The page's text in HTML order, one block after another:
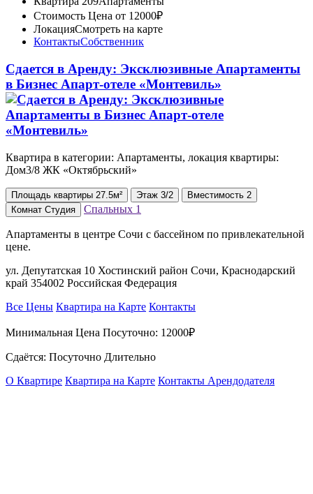
Стоимость Цена от 12000₽
ЛокацияСмотреть на карте
КонтактыСобственник
Сдается в Аренду: Эксклюзивные Апартаменты
в Бизнес Апарт-отеле «Монтевиль»
Квартира в категории: Апартаменты, локация квартиры:
Дом3/8 ЖК «Октябрьский»
Площадь квартиры 27.5м² Этаж 3/2 Вместимость 2
Комнат Студия Спальных 1
Апартаменты в центре Сочи с бассейном по привлекательной
цене.
ул. Депутатская 10 Хостинский район Сочи, Краснодарский
край 354002 Российская Федерация
Все Цены Квартира на Карте Контакты
Минимальная Цена Посуточно: 12000₽
Сдаётся: Посуточно Длительно
О Квартире Квартира на Карте Контакты Арендодателя